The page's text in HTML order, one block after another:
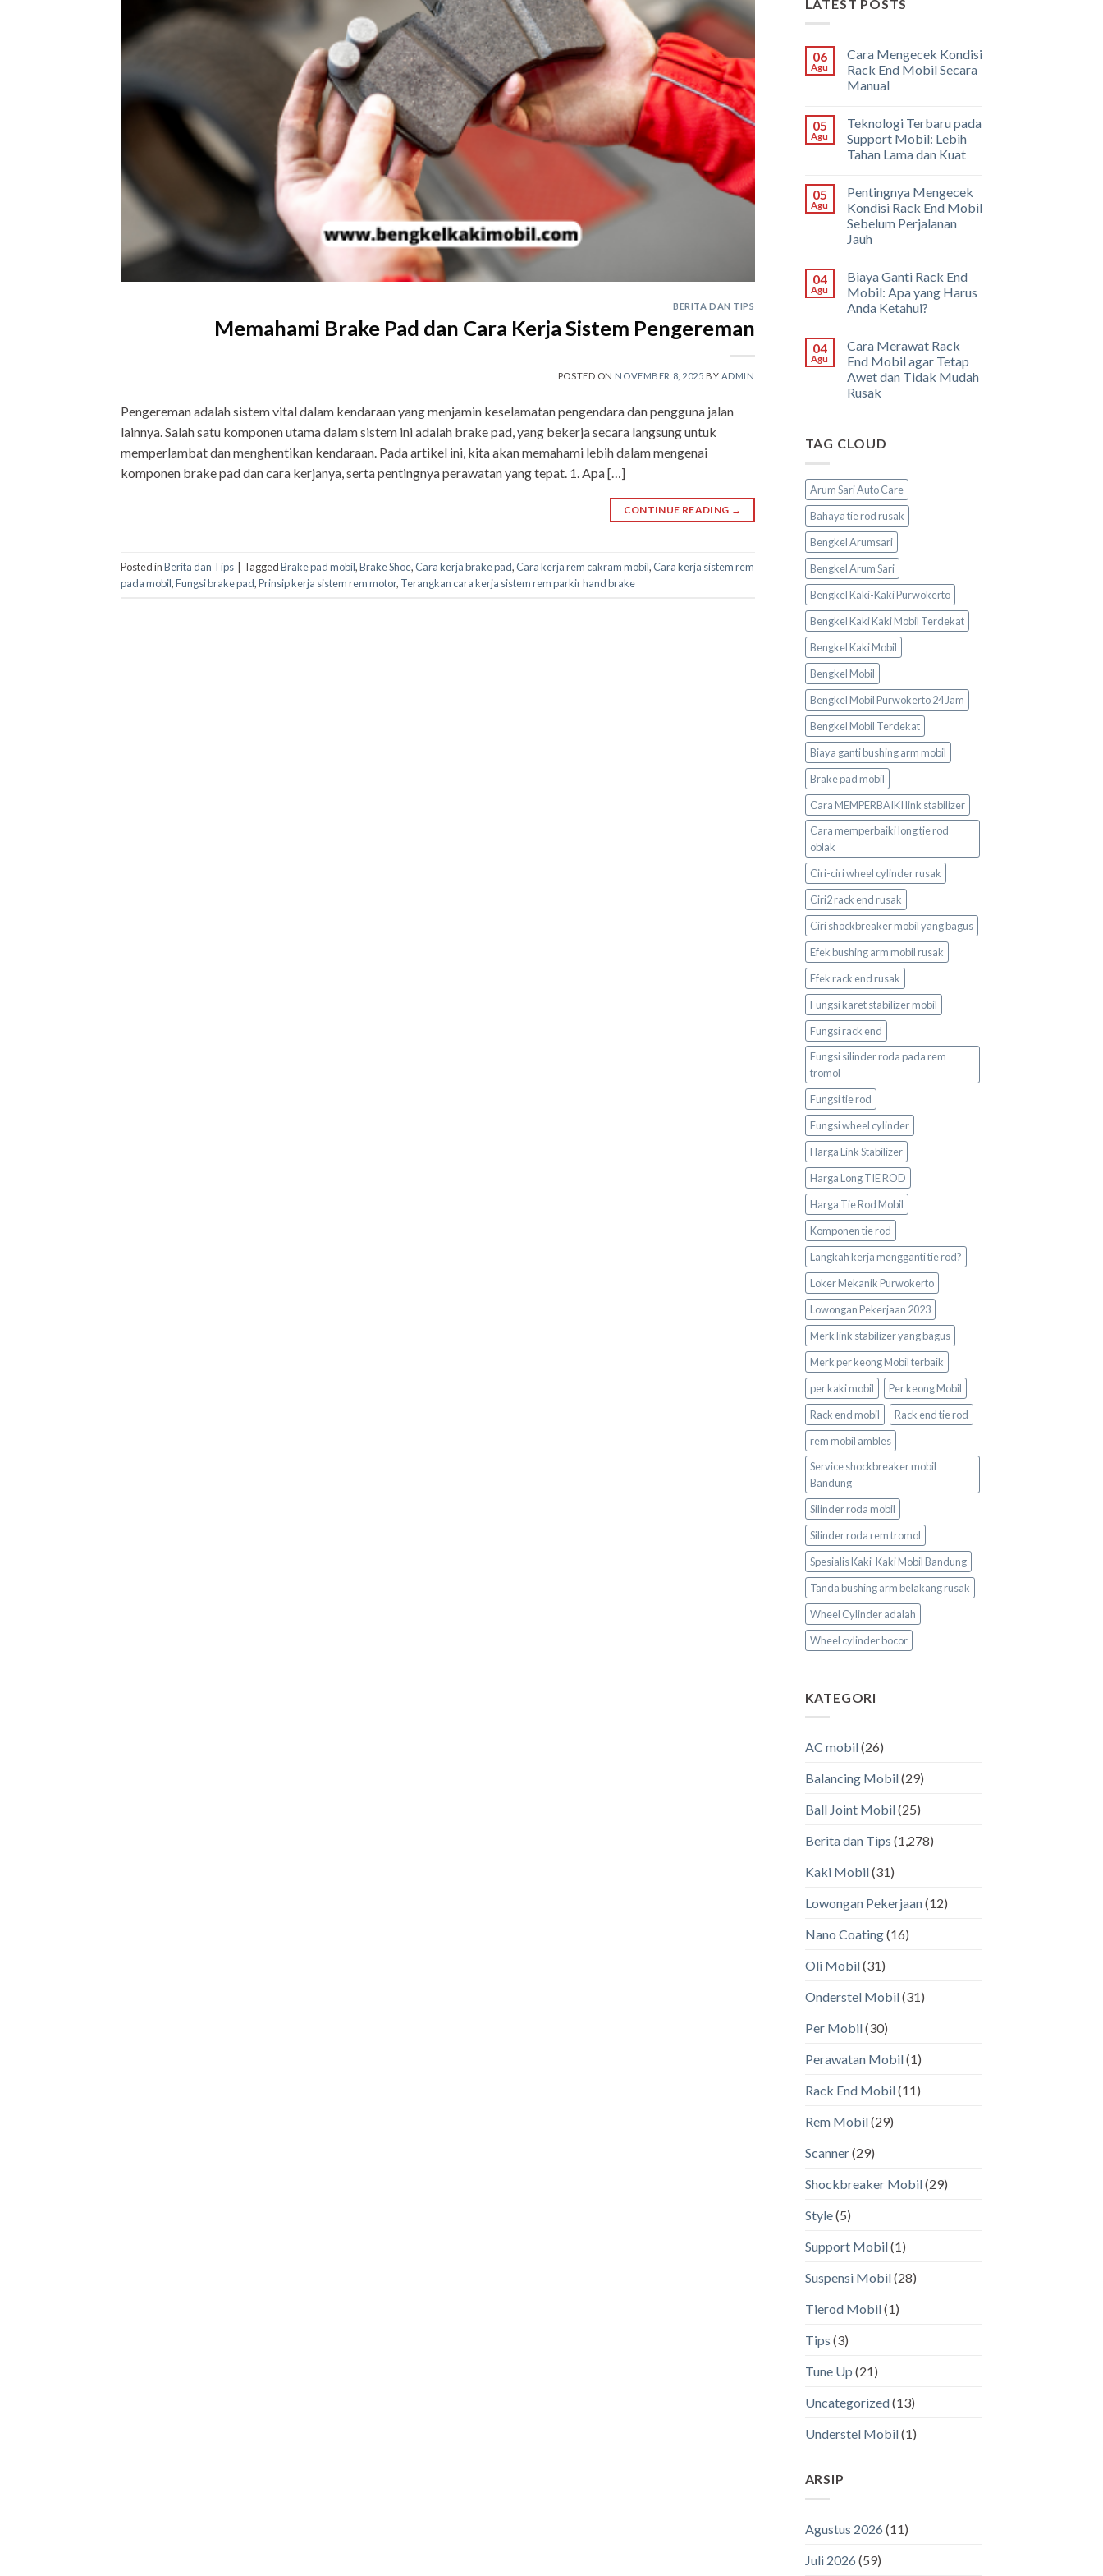
BERITA DAN TIPS
Memahami Brake Pad dan Cara Kerja Sistem Pengereman
POSTED ON NOVEMBER 8, 2025 BY ADMIN
Pengereman adalah sistem vital dalam kendaraan yang menjamin keselamatan pengendara dan pengguna jalan
lainnya. Salah satu komponen utama dalam sistem ini adalah brake pad, yang bekerja secara langsung untuk
memperlambat dan menghentikan kendaraan. Pada artikel ini, kita akan memahami lebih dalam mengenai
komponen brake pad dan cara kerjanya, serta pentingnya perawatan yang tepat. 1. Apa […]
CONTINUE READING →
Posted inBerita dan Tips | TaggedBrake pad mobil,Brake Shoe,Cara kerja brake pad,Cara kerja rem cakram mobil,Cara kerja sistem rem
pada mobil,Fungsi brake pad,Prinsip kerja sistem rem motor, Terangkan cara kerja sistem rem parkir hand brake
LATEST POSTS
06
Agu
Cara Mengecek Kondisi
Rack End Mobil Secara
Manual
05
Agu
Teknologi Terbaru pada
Support Mobil: Lebih
Tahan Lama dan Kuat
05
Agu
Pentingnya Mengecek
Kondisi Rack End Mobil
Sebelum Perjalanan
Jauh
04
Agu
Biaya Ganti Rack End
Mobil: Apa yang Harus
Anda Ketahui?
04
Agu
Cara Merawat Rack
End Mobil agar Tetap
Awet dan Tidak Mudah
Rusak
TAG CLOUD
Arum Sari Auto Care
Bahaya tie rod rusak
Bengkel Arumsari
Bengkel Arum Sari
Bengkel Kaki-Kaki Purwokerto
Bengkel Kaki Kaki Mobil Terdekat
Bengkel Kaki Mobil
Bengkel Mobil
Bengkel Mobil Purwokerto 24 Jam
Bengkel Mobil Terdekat
Biaya ganti bushing arm mobil
Brake pad mobil
Cara MEMPERBAIKI link stabilizer
Cara memperbaiki long tie rod
oblak
Ciri-ciri wheel cylinder rusak
Ciri2 rack end rusak
Ciri shockbreaker mobil yang bagus
Efek bushing arm mobil rusak
Efek rack end rusak
Fungsi karet stabilizer mobil
Fungsi rack end
Fungsi silinder roda pada rem
tromol
Fungsi tie rod
Fungsi wheel cylinder
Harga Link Stabilizer
Harga Long TIE ROD
Harga Tie Rod Mobil
Komponen tie rod
Langkah kerja mengganti tie rod?
Loker Mekanik Purwokerto
Lowongan Pekerjaan 2023
Merk link stabilizer yang bagus
Merk per keong Mobil terbaik
per kaki mobil
Per keong Mobil
Rack end mobil
Rack end tie rod
rem mobil ambles
Service shockbreaker mobil
Bandung
Silinder roda mobil
Silinder roda rem tromol
Spesialis Kaki-Kaki Mobil Bandung
Tanda bushing arm belakang rusak
Wheel Cylinder adalah
Wheel cylinder bocor
KATEGORI
AC mobil(26)
Balancing Mobil(29)
Ball Joint Mobil(25)
Berita dan Tips (1,278)
Kaki Mobil(31)
Lowongan Pekerjaan(12)
Nano Coating(16)
Oli Mobil(31)
Onderstel Mobil(31)
Per Mobil(30)
Perawatan Mobil(1)
Rack End Mobil(11)
Rem Mobil(29)
Scanner(29)
Shockbreaker Mobil(29)
Style(5)
Support Mobil(1)
Suspensi Mobil(28)
Tierod Mobil(1)
Tips (3)
Tune Up (21)
Uncategorized(13)
Understel Mobil(1)
ARSIP
Agustus 2026 (11)
Juli 2026 (59)